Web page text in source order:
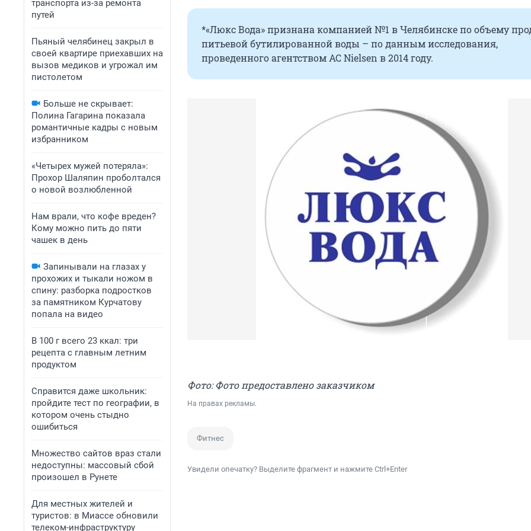
транспорта из-за ремонта
путей
Пьяный челябинец закрыл в
своей квартире приехавших на
вызов медиков и угрожал им
пистолетом
Больше не скрывает:
Полина Гагарина показала
романтичные кадры с новым
избранником
«Четырех мужей потеряла»:
Прохор Шаляпин проболтался
о новой возлюбленной
Нам врали, что кофе вреден?
Кому можно пить до пяти
чашек в день
Запинывали на глазах у
прохожих и тыкали ножом в
спину: разборка подростков
за памятником Курчатову
попала на видео
В 100 г всего 23 ккал: три
рецепта с главным летним
продуктом
Справится даже школьник:
пройдите тест по географии, в
котором очень стыдно
ошибиться
Множество сайтов враз стали
недоступны: массовый сбой
произошел в Рунете
Для местных жителей и
туристов: в Миассе обновили
телеком-инфраструктуру
*«Люкс Вода» признана компанией №1 в Челябинске по объему
питьевой бутилированной воды – по данным исследования,
проведенного агентством AC Nielsen в 2014 году.
Фото: Фото предоставлено заказчиком
На правах рекламы.
Фитнес
Увидели опечатку? Выделите фрагмент и нажмите Ctrl+Enter